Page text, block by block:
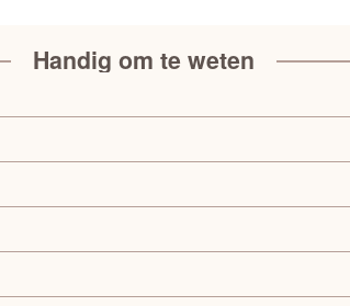
Handig om te weten